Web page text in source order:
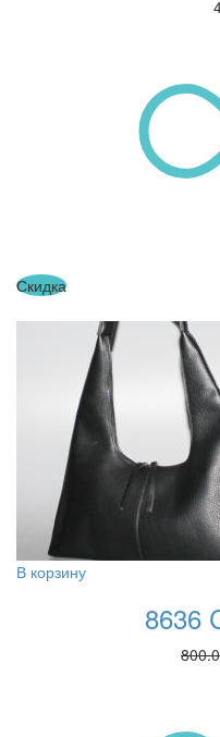
Скидка
В корзину
8636